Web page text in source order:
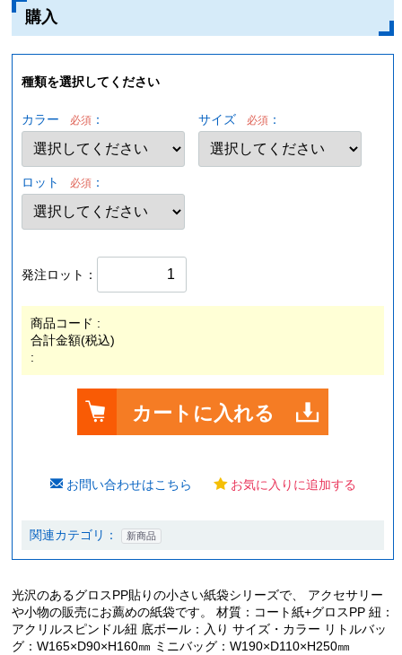
購入
種類を選択してください
カラー 必須 ： サイズ 必須 ：
ロット 必須 ：
発注ロット：
商品コード :
合計金額(税込)
:
カートに入れる
お問い合わせはこちら お気に入りに追加する
関連カテゴリ： 新商品
光沢のあるグロスPP貼りの小さい紙袋シリーズで、 アクセサリー
や小物の販売にお薦めの紙袋です。 材質：コート紙+グロスPP 紐：
アクリルスピンドル紐 底ボール：入り サイズ・カラー リトルバッ
グ：W165×D90×H160㎜ ミニバッグ：W190×D110×H250㎜